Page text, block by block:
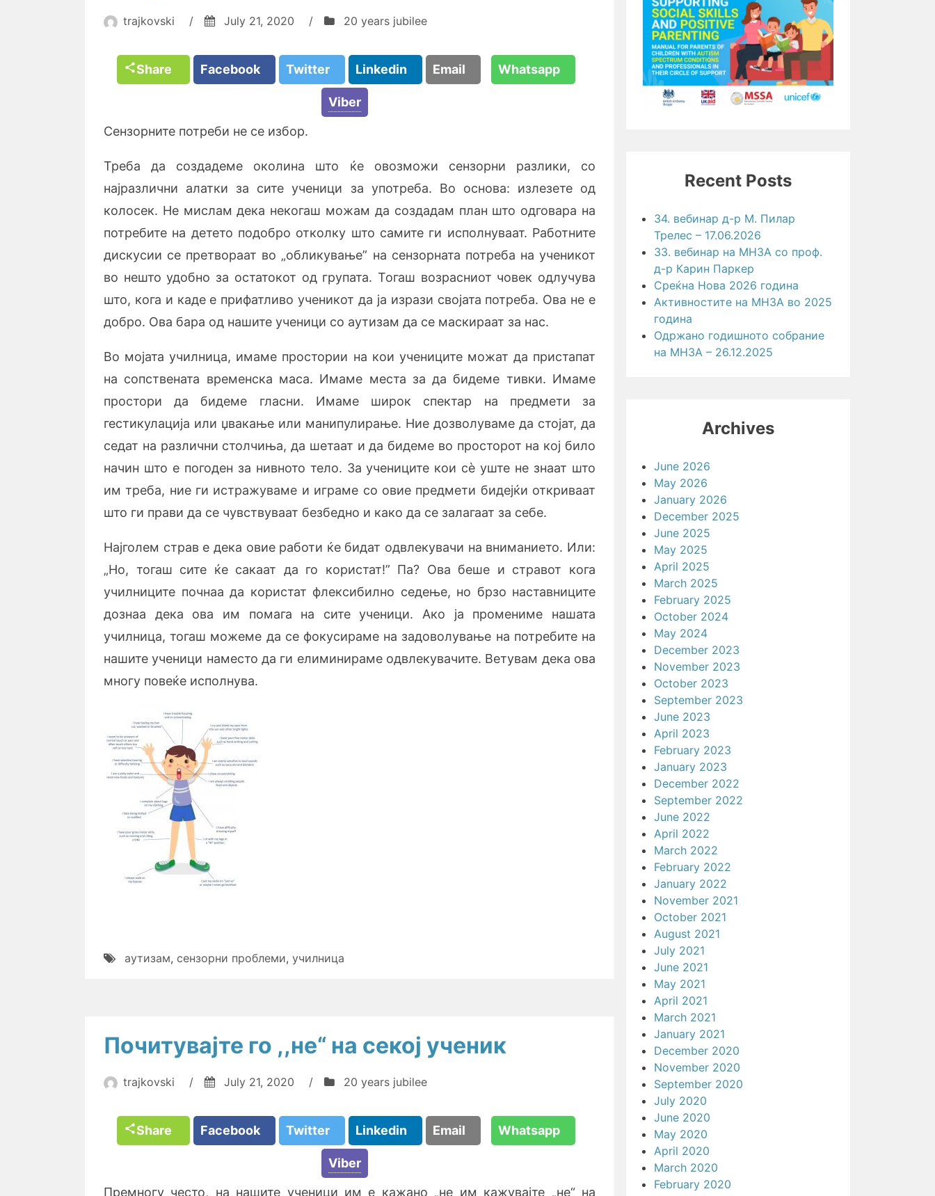
trajkovski / July 21, 2020 / 20 years jubilee
Share Facebook Twitter Linkedin Email Whatsapp
Viber
Сензорните потреби не се избор.
Треба да создадеме околина што ќе овозможи сензорни разлики, со
најразлични алатки за сите ученици за употреба. Во основа: излезете од
колосек. Не мислам дека некогаш можам да создадам план што одговара на
потребите на детето подобро отколку што самите ги исполнуваат. Работните
дискусии се претвораат во „обликување” на сензорната потреба на ученикот
во нешто удобно за остатокот од групата. Тогаш возрасниот човек одлучува
што, кога и каде е прифатливо ученикот да ја изрази својата потреба. Ова не е
добро. Ова бара од нашите ученици со аутизам да се маскираат за нас.
Во мојата училница, имаме простории на кои учениците можат да пристапат
на сопствената временска маса. Имаме места за да бидеме тивки. Имаме
простори да бидеме гласни. Имаме широк спектар на предмети за
гестикулација или џвакање или манипулирање. Ние дозволуваме да стојат, да
седат на различни столчиња, да шетаат и да бидеме во просторот на кој било
начин што е погоден за нивното тело. За учениците кои сè уште не знаат што
им треба, ние ги истражуваме и играме со овие предмети бидејќи откриваат
што ги прави да се чувствуваат безбедно и како да се залагаат за себе.
Најголем страв е дека овие работи ќе бидат одвлекувачи на вниманието. Или:
„Но, тогаш сите ќе сакаат да го користат!” Па? Ова беше и стравот кога
училниците почнаа да користат флексибилно седење, но брзо наставниците
дознаа дека ова им помага на сите ученици. Ако ја промениме нашата
училница, тогаш можеме да се фокусираме на задоволување на потребите на
нашите ученици наместо да ги елиминираме одвлекувачите. Ветувам дека ова
многу повеќе исполнува.
аутизам, сензорни проблеми, училница
Почитувајте го ,,не“ на секој ученик
trajkovski / July 21, 2020 / 20 years jubilee
Share Facebook Twitter Linkedin Email Whatsapp
Viber
Премногу често, на нашите ученици им е кажано „не им кажувајте „не“ на
Recent Posts
34. вебинар д-р М. Пилар
Трелес – 17.06.2026
33. вебинар на МНЗА со проф.
д-р Карин Паркер
Среќна Нова 2026 година
Активностите на МНЗА во 2025
година
Одржано годишното собрание
на МНЗА – 26.12.2025
Archives
June 2026
May 2026
January 2026
December 2025
June 2025
May 2025
April 2025
March 2025
February 2025
October 2024
May 2024
December 2023
November 2023
October 2023
September 2023
June 2023
April 2023
February 2023
January 2023
December 2022
September 2022
June 2022
April 2022
March 2022
February 2022
January 2022
November 2021
October 2021
August 2021
July 2021
June 2021
May 2021
April 2021
March 2021
January 2021
December 2020
November 2020
September 2020
July 2020
June 2020
May 2020
April 2020
March 2020
February 2020